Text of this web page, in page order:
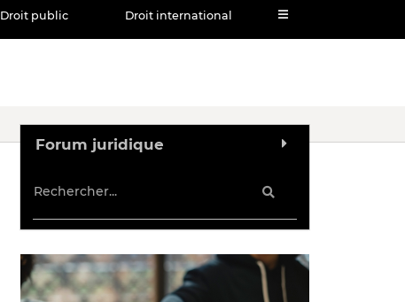
Droit public Droit international
Forum juridique